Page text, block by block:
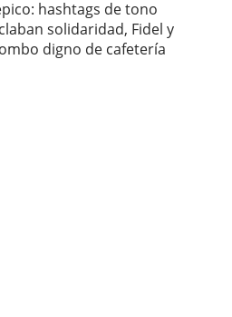
hashtags de tono
solidaridad, Fidel y
digno de cafetería